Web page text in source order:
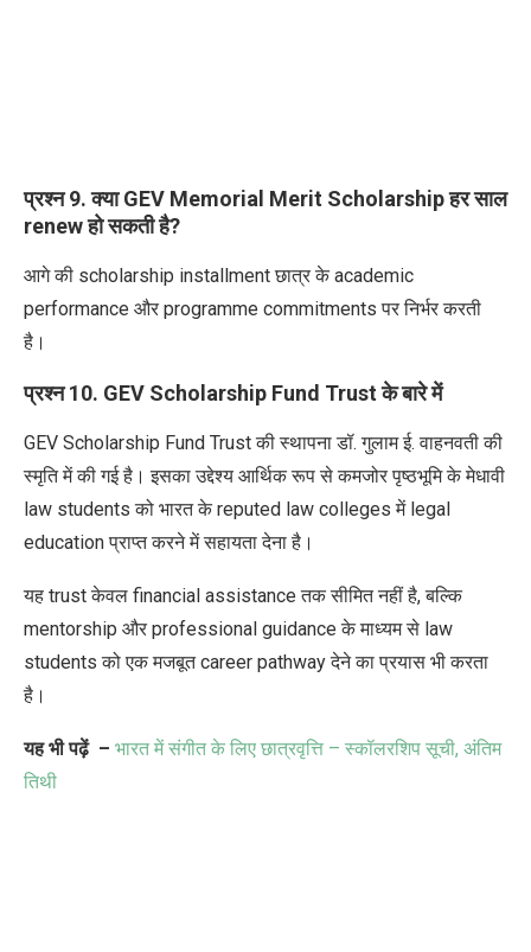
प्रश्न 9. क्या GEV Memorial Merit Scholarship हर साल
renew हो सकती है?
आगे की scholarship installment छात्र के academic
performance और programme commitments पर निर्भर करती
है।
प्रश्न 10. GEV Scholarship Fund Trust के बारे में
GEV Scholarship Fund Trust की स्थापना डॉ. गुलाम ई. वाहनवती की
स्मृति में की गई है। इसका उद्देश्य आर्थिक रूप से कमजोर पृष्ठभूमि के मेधावी
law students को भारत के reputed law colleges में legal
education प्राप्त करने में सहायता देना है।
यह trust केवल financial assistance तक सीमित नहीं है, बल्कि
mentorship और professional guidance के माध्यम से law
students को एक मजबूत career pathway देने का प्रयास भी करता
है।
यह भी पढ़ें – भारत में संगीत के लिए छात्रवृत्ति – स्कॉलरशिप सूची, अंतिम
तिथी